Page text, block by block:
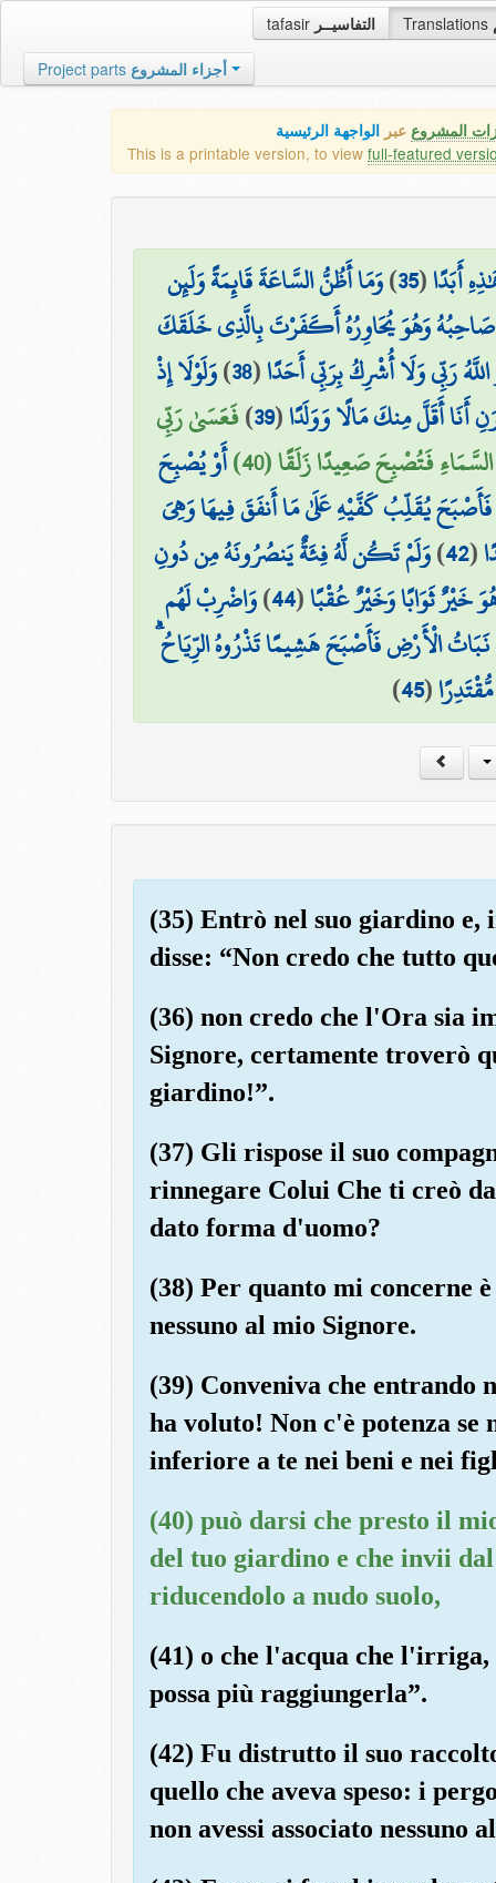
tafasir التفاسيــر Translations
Project parts أجزاء المشروع
المشروع عبر الواجهة الرئيسية
This is a printable version, to view full-featured
أَبَدًا(
35
)وَمَا أَظُنُّ السَّاعَةَ قَائِمَةً وَلَئِن
صَاحِبُهُ وَهُوَ يُحَاوِرُهُ أَكَفَرْتَ بِالَّذِي خَلَقَكَ
رَبِّي وَلَا أُشْرِكُ بِرَبِّي أَحَدًا(
38
)وَلَوْلَا إِذْ
أَنَا أَقَلَّ مِنكَ مَالًا وَوَلَدًا(
39
)فَعَسَىٰ رَبِّي
فَتُصْبِحَ صَعِيدًا زَلَقًا (40)
أَوْ يُصْبِحَ
يُقَلِّبُ كَفَّيْهِ عَلَىٰ مَا أَنفَقَ فِيهَا وَهِيَ
(
42
)وَلَمْ تَكُن لَّهُ فِئَةٌ يَنصُرُونَهُ مِن دُونِ
خَيْرٌ ثَوَابًا وَخَيْرٌ عُقْبًا(
44
)وَاضْرِبْ لَهُم
نَبَاتُ الْأَرْضِ فَأَصْبَحَ هَشِيمًا تَذْرُوهُ الرِّيَاحُ
(
45
)
(35) Entrò nel suo giardino e,
disse: “Non credo che tutto
(36) non credo che l'Ora sia
Signore, certamente troverò
giardino!”.
(37) Gli rispose il suo
rinnegare Colui Che ti creò
dato forma d'uomo?
(38) Per quanto mi concerne
nessuno al mio Signore.
(39) Conveniva che entrando
ha voluto! Non c'è potenza
inferiore a te nei beni e nei
(40) può darsi che presto il
del tuo giardino e che invii
riducendolo a nudo suolo,
(41) o che l'acqua che
possa più raggiungerla”.
(42) Fu distrutto il suo
quello che aveva speso: i
non avessi associato nessuno